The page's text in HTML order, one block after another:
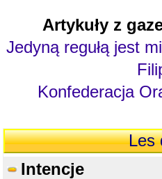
Artykuły z
Jedyną regułą jest
Konfederacja
Les
Intencje